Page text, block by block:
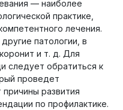
— наиболее
практике,
лечения.
патологии, в
и т. д. Для
следует обратиться к
проведет
причины развития
по профилактике.